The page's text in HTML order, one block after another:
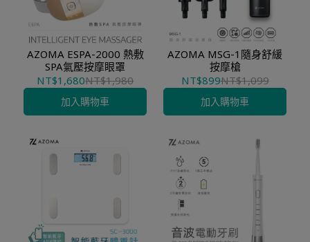
AZOMA ESPA-2000 熱敷
SPA氣壓按摩眼罩
NT$1,680NT$1,980
加入購物車
AZOMA MSG-1隨身舒緩
按摩槍
NT$899NT$1,099
加入購物車